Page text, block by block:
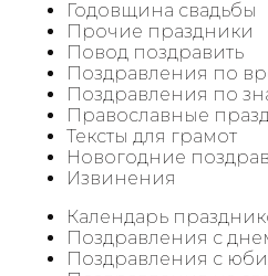
Годовщина свадьбы
Прочие праздники
Повод поздравить
Поздравления по
Поздравления по
Православные
Тексты для грамот
Новогодние
Извинения
Календарь
Поздравления с
Поздравления с